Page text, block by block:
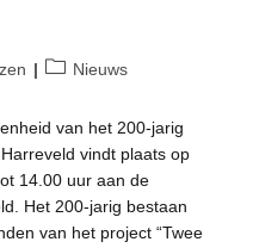
Berichtcategorie:
Nieuws
van het 200-jarig
vindt plaats op
14.00 uur aan de
Het 200-jarig bestaan
van het project “Twee